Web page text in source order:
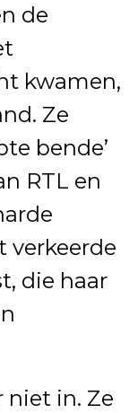
de
kwamen,
Ze
bende’
RTL en
verkeerde
die haar
niet in. Ze